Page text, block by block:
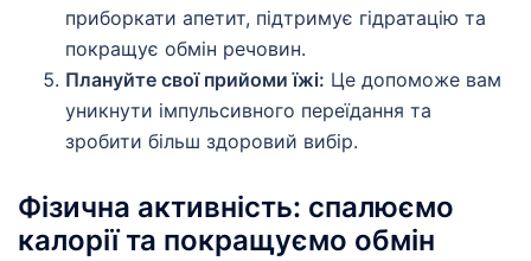
приборкати апетит, підтримує гідратацію та
покращує обмін речовин.
Плануйте свої прийоми їжі: Це допоможе вам
уникнути імпульсивного переїдання та
зробити більш здоровий вибір.
Фізична активність: спалюємо
калорії та покращуємо обмін